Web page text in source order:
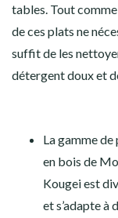
tables. Tout
de ces plats ne
suffit de les
détergent doux et
La gamme
en bois de
Kougei est
et s’adapte à